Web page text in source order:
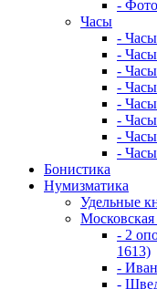
-
Часы
-
-
-
-
-
-
-
-
Бонистика
Нумизматика
Удельные
Московская
- 2
1613)
-
-